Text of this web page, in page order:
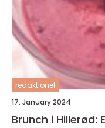
redaktionel
17. January 2024
Brunch i Hillerød: